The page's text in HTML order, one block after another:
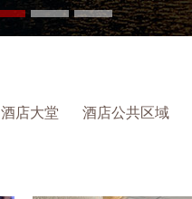
酒店大堂 酒店公共区域